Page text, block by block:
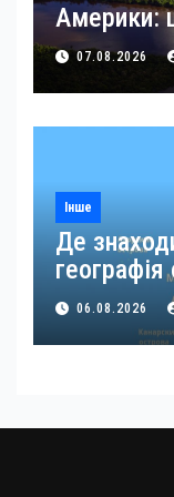
Америки:
07.08.2026
Інше
Де
06.08.2026